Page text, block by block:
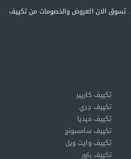
تسوق الان العروض والخصومات من تكييف
تكييف كاريير
تكييف جري
تكييف ميديا
تكييف سامسونج
تكييف وايت ويل
تكييف باور